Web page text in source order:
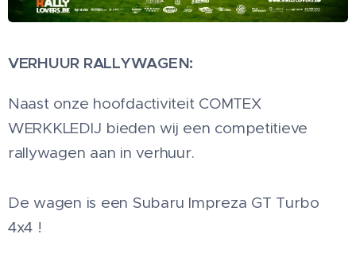
VERHUUR RALLYWAGEN:
Naast onze hoofdactiviteit COMTEX
WERKKLEDIJ bieden wij een competitieve
rallywagen aan in verhuur.
De wagen is een Subaru Impreza GT Turbo
4x4 !